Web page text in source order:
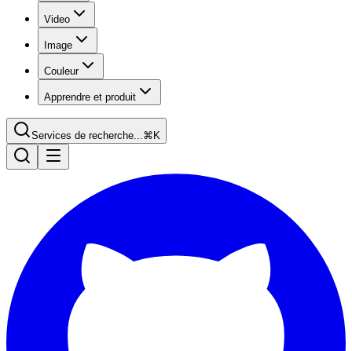
Video
Image
Couleur
Apprendre et produit
Services de recherche...⌘K